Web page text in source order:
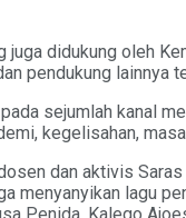
juga didukung oleh
pendukung lainnya
sejumlah kanal
kegelisahan,
dan aktivis
lagu